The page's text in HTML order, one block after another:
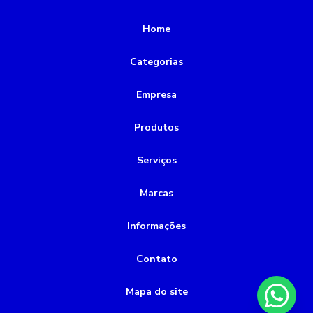
Rebobinamento de motores
bomba de incêndio a combustão
bomba de incêndio a diesel
bomba de incêndio preço
bombas submersas para poços artesianos
Home
Categorias
Empresa
Produtos
Serviços
Marcas
Informações
Contato
Mapa do site